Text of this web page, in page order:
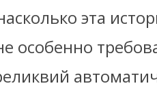
эта
особенно